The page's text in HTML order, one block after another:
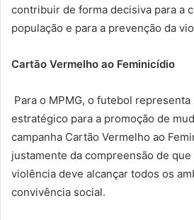
contribuir de forma decisiva para a
população e para a prevenção da
Cartão Vermelho ao Feminicídio
Para o MPMG, o futebol representa
estratégico para a promoção de
campanha Cartão Vermelho ao
justamente da compreensão de
violência deve alcançar todos os
convivência social.